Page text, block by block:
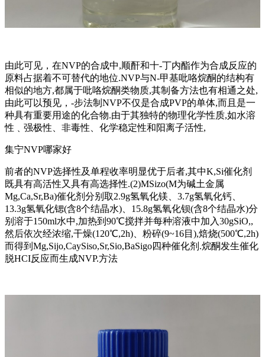
由此可见，在NVP的合成中,顺酐和十-丁内酯作为合成反应的
原料占据着不可替代的地位.NVP与N-甲基吡咯烷酮的结构有
相似的地方,都属于吡咯烷酮类物质,其制备方法也有相通之处,
由此可以预见，-步法制NVP不仅是合成PVP的单体,而且是一
种具有重要用途的化合物.由于其独特的物理化学性质,如水溶
性﹑强极性、非毒性、化学稳定性和阳离子活性,
集宁NVP哪家好
前者的NVP选择性及单程收率明显优于后者,其中K,Si催化剂
既具有高活性又具有高选择性.(2)MSizo(M为碱土金属
Mg,Ca,Sr,Ba)催化剂分别取2.9g氢氧化镁、3.7g氢氧化钙、
13.3g氢氧化锶(含8个结晶水)、15.8g氢氧化钡(含8个结晶水)分
别溶于150ml水中,加热到90℃搅拌并每种溶液中加入30gSiO,,
然后依次经浓缩,干燥(120℃,2h)、粉碎(9~16目),焙烧(500℃,2h)
而得到Mg,Sijo,CaySiso,Sr,Sio,BaSigo四种催化剂.烷酮发生催化
脱HCI反应而生成NVP.方法